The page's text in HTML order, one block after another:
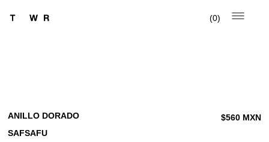
0
ANILLO DORADO
SAFSAFU
$560MXN